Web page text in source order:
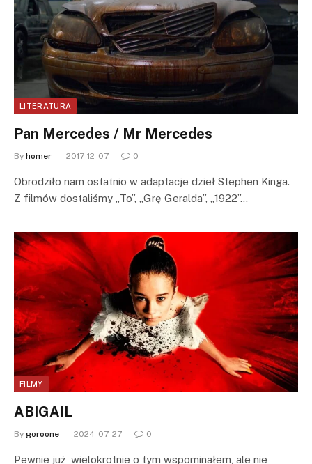
LITERATURA
Pan Mercedes / Mr Mercedes
By homer 2017-12-07 0
Obrodziło nam ostatnio w adaptacje dzieł Stephen Kinga.
Z filmów dostaliśmy „To”, „Grę Geralda”, „1922”…
FILMY
ABIGAIL
By goroone 2024-07-27 0
Pewnie już wielokrotnie o tym wspominałem, ale nie